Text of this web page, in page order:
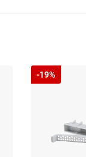
-19%